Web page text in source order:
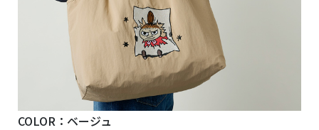
COLOR：ベージュ